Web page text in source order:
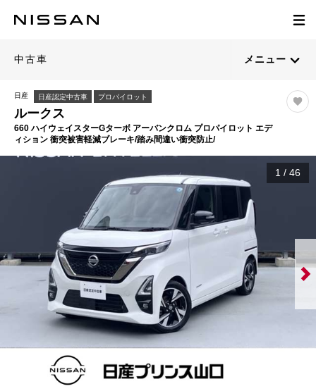
中古車 メニュー
日産 日産認定中古車 プロパイロット
ルークス
660 ハイウェイスターGターボ アーバンクロム プロパイロット エデ
ィション 衝突被害軽減ブレーキ/踏み間違い衝突防止/
1 / 46